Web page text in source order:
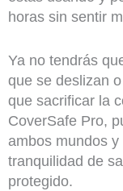
horas sin sentir
Ya no tendrás
que se deslizan
que sacrificar la
CoverSafe Pro,
ambos mundos
tranquilidad de
protegido.